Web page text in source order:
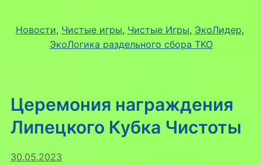
Новости, Чистые игры, Чистые Игры, ЭкоЛидер
ЭкоЛогика раздельного сбора ТКО
Церемония награждения
Липецкого Кубка Чистоты
30.05.2023